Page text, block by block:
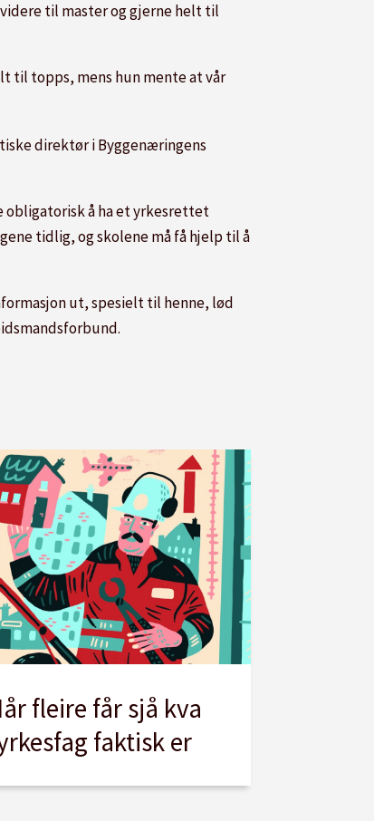
til master og gjerne helt til
til topps, mens hun mente at vår
direktør i Byggenæringens
obligatorisk å ha et yrkesrettet
tidlig, og skolene må få hjelp til å
ut, spesielt til henne, lød
fleire får sjå kva
faktisk er